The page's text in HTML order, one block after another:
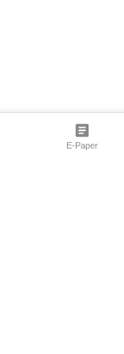
E-Paper